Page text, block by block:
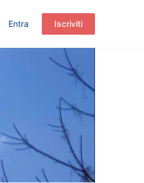
Entra Iscriviti